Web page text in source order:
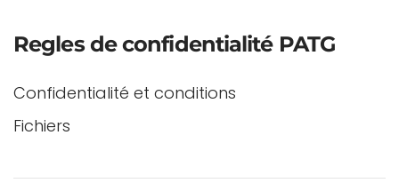
Regles de confidentialité PATG
Confidentialité et conditions
Fichiers